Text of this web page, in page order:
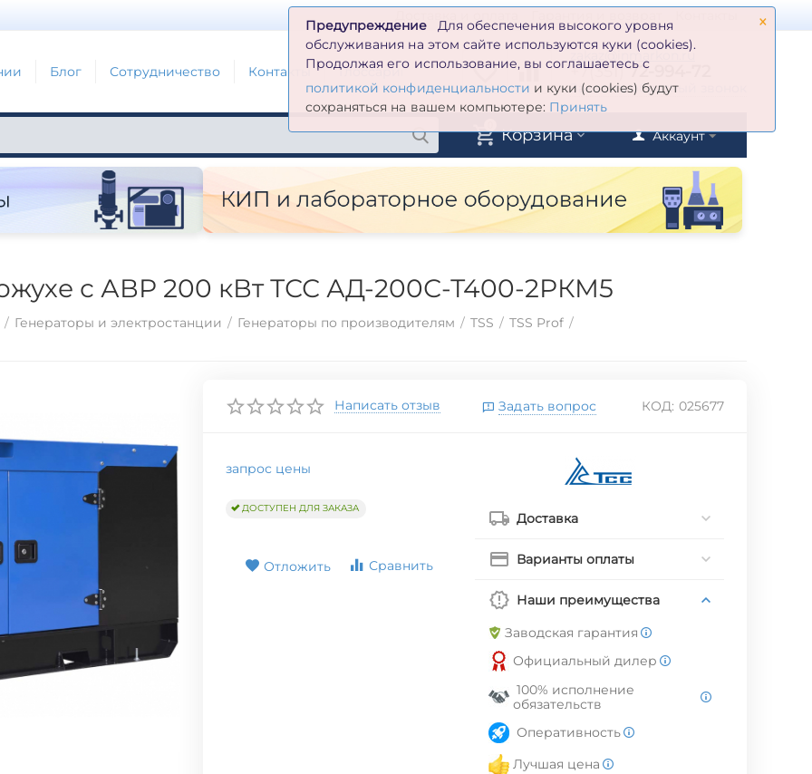
×
Предупреждение
Для обеспечения высокого уровня
обслуживания на этом сайте используются куки (cookies).
Продолжая его использование, вы соглашаетесь с
политикой конфиденциальности и куки (cookies) будут
сохраняться на вашем компьютере: Принять
Блог Сотрудничество Контакты Глоссарий
zakaz@inmarkon.ru
+7(351)72-994-72
Заказать обратный звонок
Аккаунт
Корзина
с АВР 200 кВт ТСС АД-200С-Т400-2РКМ5
/ Генераторы и электростанции / Генераторы по производителям / TSS / TSS Prof /
Написать отзыв Задать вопрос КОД: 025677
запрос цены
ДОСТУПЕН ДЛЯ ЗАКАЗА
Отложить Сравнить
Доставка
Варианты оплаты
Наши преимущества
Заводская гарантия
Официальный дилер
100% исполнение
обязательств
Оперативность
Лучшая цена